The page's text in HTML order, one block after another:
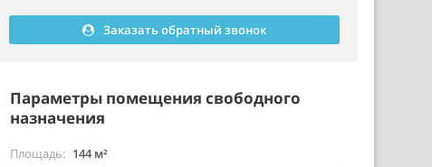
Заказать обратный звонок
Параметры помещения свободного
назначения
Площадь 144 м²